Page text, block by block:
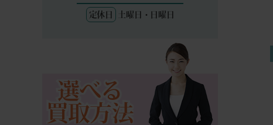
定休日 土曜日・日曜日
選べる
買取方法